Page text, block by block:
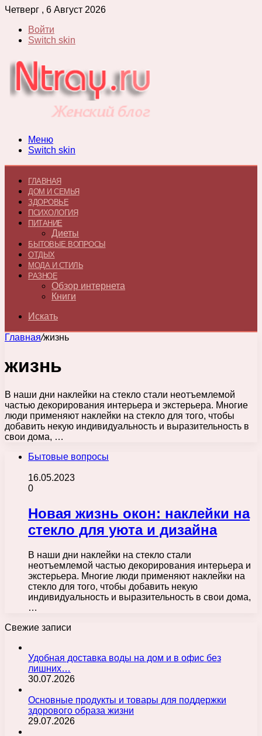
Четверг , 6 Август 2026
Войти
Switch skin
Меню
Switch skin
ГЛАВНАЯ
ДОМ И СЕМЬЯ
ЗДОРОВЬЕ
ПСИХОЛОГИЯ
ПИТАНИЕ
Диеты
БЫТОВЫЕ ВОПРОСЫ
ОТДЫХ
МОДА И СТИЛЬ
РАЗНОЕ
Обзор интернета
Книги
Искать
Главная/жизнь
жизнь
В наши дни наклейки на стекло стали неотъемлемой
частью декорирования интерьера и экстерьера. Многие
люди применяют наклейки на стекло для того, чтобы
добавить некую индивидуальность и выразительность в
свои дома, …
Бытовые вопросы
16.05.2023
0
Новая жизнь окон: наклейки на
стекло для уюта и дизайна
В наши дни наклейки на стекло стали
неотъемлемой частью декорирования интерьера и
экстерьера. Многие люди применяют наклейки на
стекло для того, чтобы добавить некую
индивидуальность и выразительность в свои дома,
…
Свежие записи
Удобная доставка воды на дом и в офис без
лишних…
30.07.2026
Основные продукты и товары для поддержки
здорового образа жизни
29.07.2026